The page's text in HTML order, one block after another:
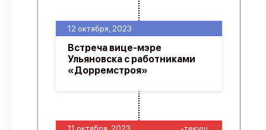
12 октября, 2023
Встреча вице-мэре
Ульяновска с работниками
«Дорремстроя»